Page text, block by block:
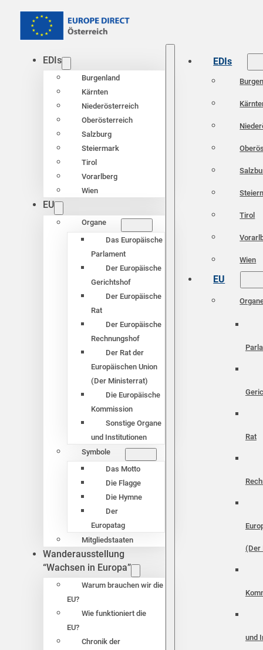
EDIs
Burgenland
Kärnten
Niederösterreich
Oberösterreich
Salzburg
Steiermark
Tirol
Vorarlberg
Wien
EU
Organe
Das Europäische
Parlament
Der Europäische
Gerichtshof
Der Europäische
Rat
Der Europäische
Rechnungshof
Der Rat der
Europäischen Union
(Der Ministerrat)
Die Europäische
Kommission
Sonstige Organe
und Institutionen
Symbole
Das Motto
Die Flagge
Die Hymne
Der
Europatag
Mitgliedstaaten
Wanderausstellung
“Wachsen in Europa”
Warum brauchen wir die
EU?
Wie funktioniert die
EU?
Chronik der
EDIs
Tirol
Wien
EU
Rat
(Der
und